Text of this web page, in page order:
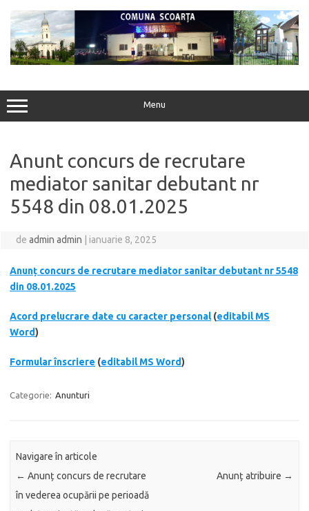
conținut
Menu
Anunt concurs de recrutare
mediator sanitar debutant nr
5548 din 08.01.2025
de admin admin | ianuarie 8, 2025
Anunț concurs de recrutare mediator sanitar debutant nr 5548
din 08.01.2025
Acord prelucrare date cu caracter personal(editabil MS
Word)
Formular înscriere (editabil MS Word)
Categorie: Anunturi
Navigare în articole
← Anunț concurs de recrutare
în vederea ocupării pe perioadă
Anunț atribuire →